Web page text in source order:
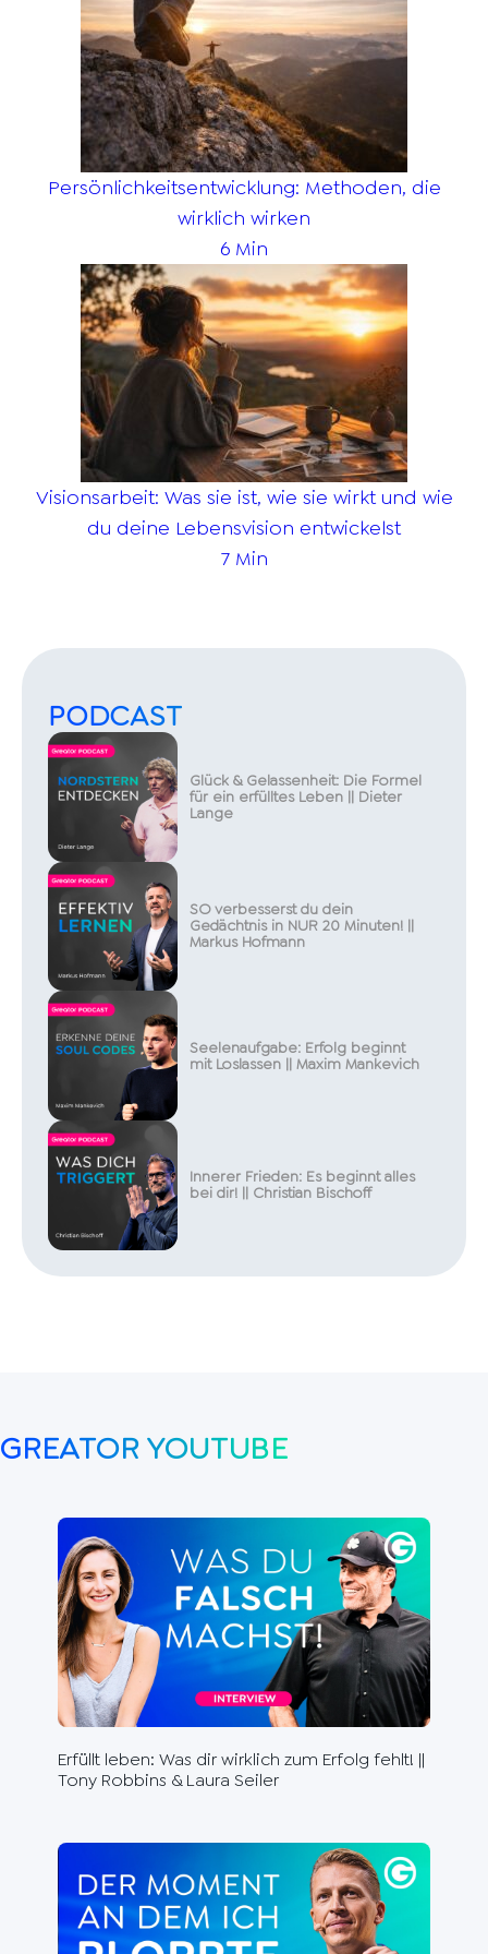
Persönlichkeitsentwicklung: Methoden, die
wirklich wirken
6 Min
Visionsarbeit: Was sie ist, wie sie wirkt und wie
du deine Lebensvision entwickelst
7 Min
PODCAST
Glück & Gelassenheit: Die Formel
für ein erfülltes Leben || Dieter
Lange
SO verbesserst du dein
Gedächtnis in NUR 20 Minuten! ||
Markus Hofmann
Seelenaufgabe: Erfolg beginnt
mit Loslassen || Maxim Mankevich
Innerer Frieden: Es beginnt alles
bei dir! || Christian Bischoff
GREATOR YOUTUBE
Erfüllt leben: Was dir wirklich zum Erfolg fehlt! ||
Tony Robbins & Laura Seiler